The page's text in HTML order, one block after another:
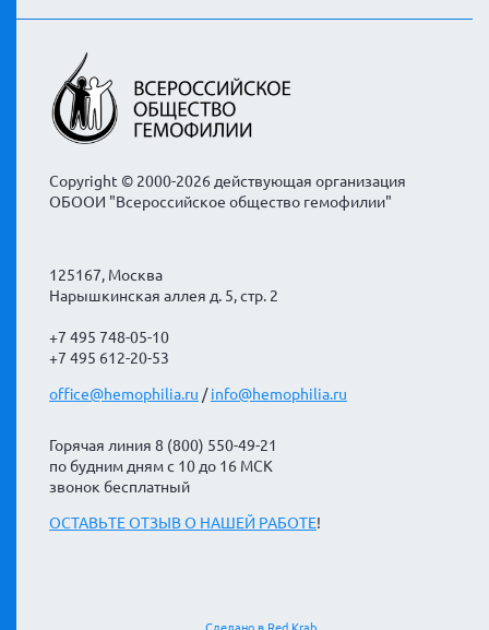
Copyright © 2000-2026 действующая организация
ОБООИ "Всероссийское общество гемофилии"
125167, Москва
Нарышкинская аллея д. 5, стр. 2
+7 495 748-05-10
+7 495 612-20-53
office@hemophilia.ru /info@hemophilia.ru
Горячая линия 8 (800) 550-49-21
по будним дням с 10 до 16 МСК
звонок бесплатный
ОСТАВЬТЕ ОТЗЫВ О НАШЕЙ РАБОТЕ!